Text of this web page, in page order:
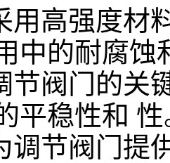
用高强度材
中的耐腐蚀
节阀门的关
平稳性和 性
调节阀门提